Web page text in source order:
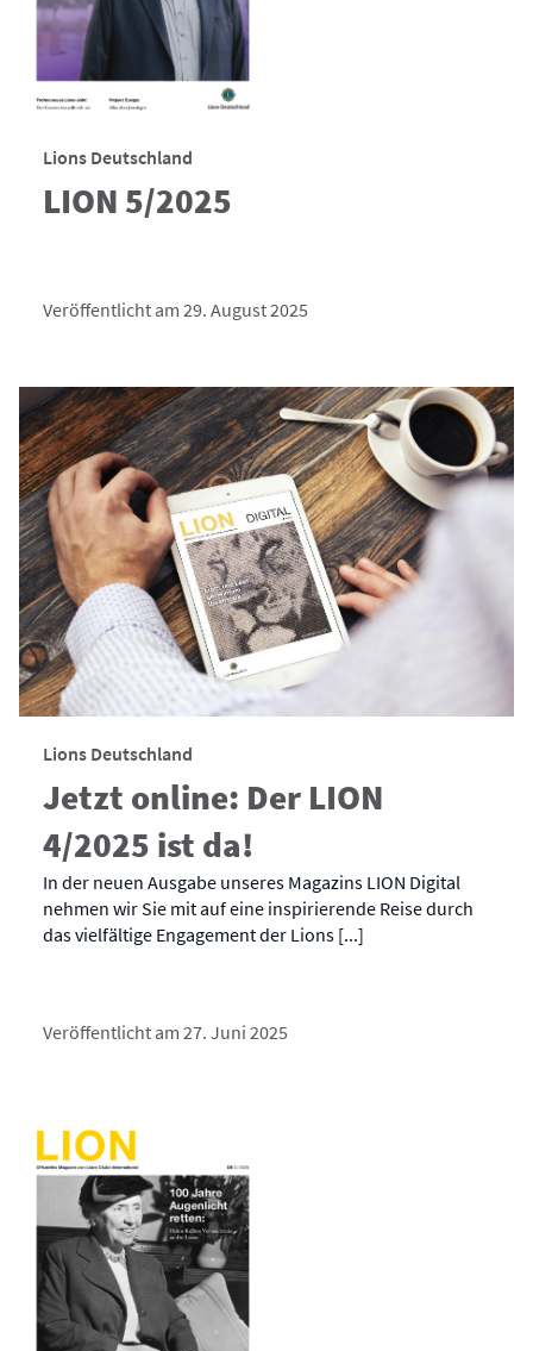
Lions Deutschland
LION 5/2025
Veröffentlicht am 29. August 2025
Lions Deutschland
Jetzt online: Der LION
4/2025 ist da!
In der neuen Ausgabe unseres Magazins LION Digital
nehmen wir Sie mit auf eine inspirierende Reise durch
das vielfältige Engagement der Lions [...]
Veröffentlicht am 27. Juni 2025